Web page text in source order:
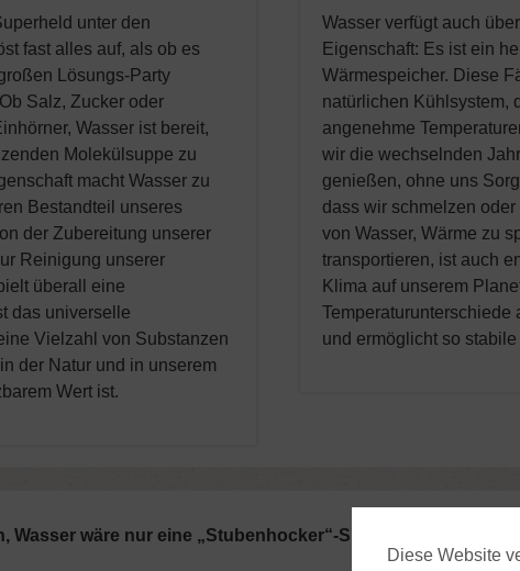
unter den
fast alles auf, als ob es
Lösungs-Party
Salz, Zucker oder
Wasser ist bereit,
Molekülsuppe zu
macht Wasser zu
Bestandteil unseres
der Zubereitung unserer
Reinigung unserer
überall eine
das universelle
Vielzahl von Substanzen
der Natur und in unserem
Wert ist.
Wasser verfügt auch
Eigenschaft: Es ist ein
Wärmespeicher. Diese
natürlichen Kühlsystem,
angenehme
wir die wechselnden
genießen, ohne uns
dass wir schmelzen
von Wasser, Wärme zu
transportieren, ist auch
Klima auf unserem
Temperaturunterschiede
und ermöglicht so
Wasser wäre nur eine „Stubenhocker“-Substanz, dann
Diese Website